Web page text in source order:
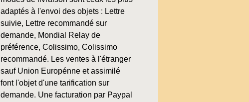
adaptés à l'envoi des objets : Lettre
suivie, Lettre recommandé sur
demande, Mondial Relay de
préférence, Colissimo, Colissimo
recommandé. Les ventes à l'étranger
sauf Union Europénne et assimilé
font l'objet d'une tarification sur
demande. Une facturation par Paypal